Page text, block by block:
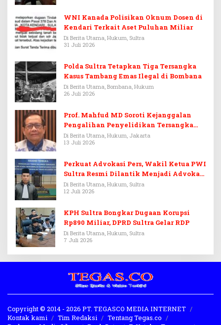
WNI Kanada Polisikan Oknum Dosen di
Kendari Terkait Aset Puluhan Miliar
Di Berita Utama, Hukum, Sultra
31 Juli 2026
Polda Sultra Tetapkan Tiga Tersangka
Kasus Tambang Emas Ilegal di Bombana
Di Berita Utama, Bombana, Hukum
26 Juli 2026
Prof. Mahfud MD Soroti Kejanggalan
Pengalihan Penyelidikan Tersangka
Febrie Adriansyah
Di Berita Utama, Hukum, Jakarta
13 Juli 2026
Perkuat Advokasi Pers, Wakil Ketua PWI
Sultra Resmi Dilantik Menjadi Advokat
PERADI
Di Berita Utama, Hukum, Sultra
12 Juli 2026
KPH Sultra Bongkar Dugaan Korupsi
Rp890 Miliar, DPRD Sultra Gelar RDP
Di Berita Utama, Hukum, Sultra
7 Juli 2026
Copyright © 2014 - 2026 PT. TEGASCO MEDIA INTERNET
Kontak kami
Tim Redaksi
Tentang Tegas.co